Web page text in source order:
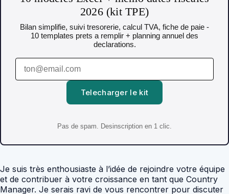
2026 (kit TPE)
Bilan simplifie, suivi tresorerie, calcul TVA, fiche de paie -
10 templates prets a remplir + planning annuel des
declarations.
Telecharger le kit
Pas de spam. Desinscription en 1 clic.
Je suis très enthousiaste à l’idée de rejoindre votre équipe
et de contribuer à votre croissance en tant que Country
Manager. Je serais ravi de vous rencontrer pour discuter